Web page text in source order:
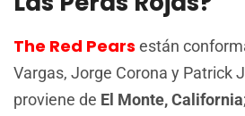
The Red Pears están
Vargas, Jorge Corona y Patrick
proviene de El Monte, California